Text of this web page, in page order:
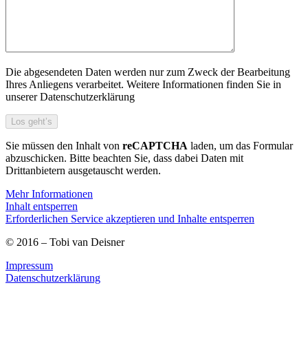
Die abgesendeten Daten werden nur zum Zweck der Bearbeitung
Ihres Anliegens verarbeitet. Weitere Informationen finden Sie in
unserer Datenschutzerklärung
Sie müssen den Inhalt von reCAPTCHA laden, um das Formular
abzuschicken. Bitte beachten Sie, dass dabei Daten mit
Drittanbietern ausgetauscht werden.
Mehr Informationen
Inhalt entsperren
Erforderlichen Service akzeptieren und Inhalte entsperren
© 2016 – Tobi van Deisner
Impressum
Datenschutzerklärung